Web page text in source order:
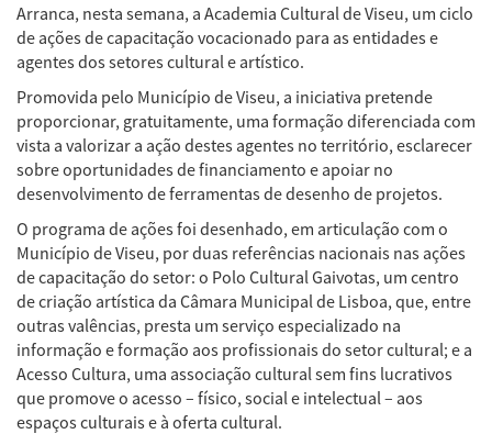
Arranca, nesta semana, a Academia Cultural de Viseu, um ciclo
de ações de capacitação vocacionado para as entidades e
agentes dos setores cultural e artístico.
Promovida pelo Município de Viseu, a iniciativa pretende
proporcionar, gratuitamente, uma formação diferenciada com
vista a valorizar a ação destes agentes no território, esclarecer
sobre oportunidades de financiamento e apoiar no
desenvolvimento de ferramentas de desenho de projetos.
O programa de ações foi desenhado, em articulação com o
Município de Viseu, por duas referências nacionais nas ações
de capacitação do setor: o Polo Cultural Gaivotas, um centro
de criação artística da Câmara Municipal de Lisboa, que, entre
outras valências, presta um serviço especializado na
informação e formação aos profissionais do setor cultural; e a
Acesso Cultura, uma associação cultural sem fins lucrativos
que promove o acesso – físico, social e intelectual – aos
espaços culturais e à oferta cultural.